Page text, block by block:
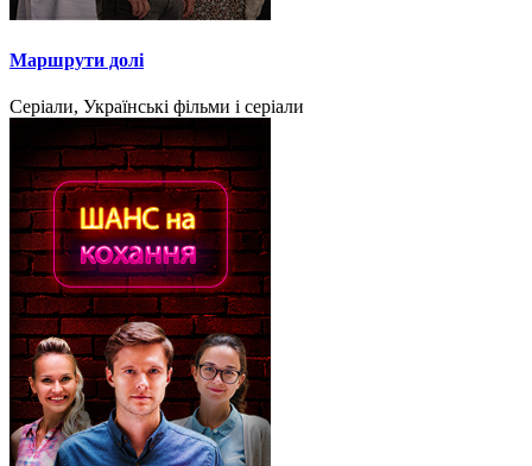
Маршрути долі
Серіали, Українські фільми і серіали